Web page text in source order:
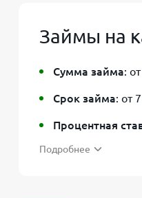
Займы на
Сумма займа:
Срок займа: от
Процентная
Требования к
Подробнее